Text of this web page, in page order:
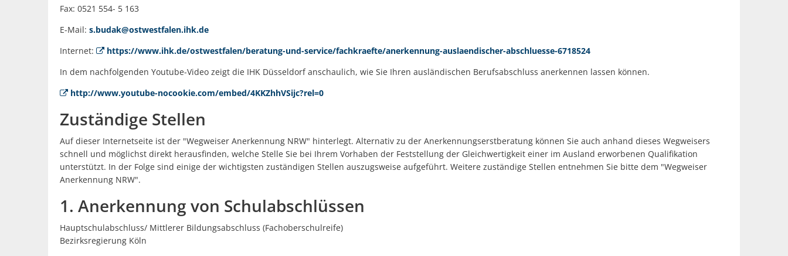
Fax: 0521 554- 5 163
E-Mail: s.budak@ostwestfalen.ihk.de
Internet:
https://www.ihk.de/ostwestfalen/beratung-und-service/fachkraefte/anerkennung-auslaendischer-abschluesse-6718524
In dem nachfolgenden Youtube-Video zeigt die IHK Düsseldorf anschaulich, wie Sie Ihren ausländischen Berufsabschluss anerkennen lassen können.
http://www.youtube-nocookie.com/embed/4KKZhhVSijc?rel=0
Zuständige Stellen
Auf dieser Internetseite ist der "Wegweiser Anerkennung NRW" hinterlegt. Alternativ zu der Anerkennungserstberatung können Sie auch anhand dieses Wegweisers
schnell und möglichst direkt herausfinden, welche Stelle Sie bei Ihrem Vorhaben der Feststellung der Gleichwertigkeit einer im Ausland erworbenen Qualifikation
unterstützt. In der Folge sind einige der wichtigsten zuständigen Stellen auszugsweise aufgeführt. Weitere zuständige Stellen entnehmen Sie bitte dem "Wegweiser
Anerkennung NRW".
1. Anerkennung von Schulabschlüssen
Hauptschulabschluss/ Mittlerer Bildungsabschluss (Fachoberschulreife)
Bezirksregierung Köln